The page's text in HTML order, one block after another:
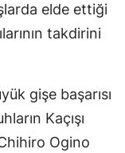
elde ettiği
takdirini
gişe başarısı
Kaçışı
Ogino